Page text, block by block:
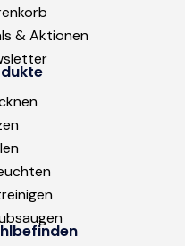
& Aktionen